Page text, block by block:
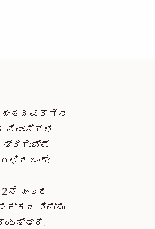
ಹಂತದವರೆಗಿನ
ನಿವಾಸಿಗಳ
ಒಂದೇ
ಹಂತದ
ಪಕ್ಕದ ನಿಮ್ಮ